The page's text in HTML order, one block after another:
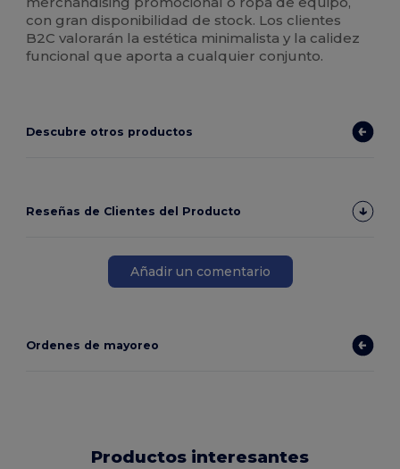
con gran disponibilidad de stock. Los clientes
B2C valorarán la estética minimalista y la calidez
funcional que aporta a cualquier conjunto.
Descubre otros productos
Reseñas de Clientes del Producto
Añadir un comentario
Ordenes de mayoreo
Productos interesantes